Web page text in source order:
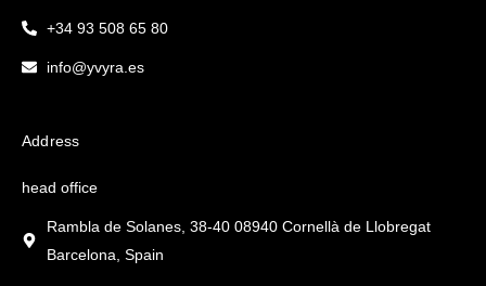
+34 93 508 65 80
info@yvyra.es
Address
head office
Rambla de Solanes, 38-40 08940 Cornellà de Llobregat
Barcelona, Spain